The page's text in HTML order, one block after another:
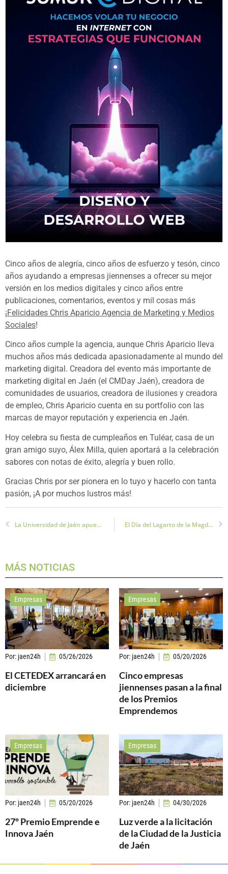
Cinco años de alegría, cinco años de esfuerzo y tesón, cinco
años ayudando a empresas jiennenses a ofrecer su mejor
versión en los medios digitales y cinco años entre
publicaciones, comentarios, eventos y mil cosas más
¡Felicidades Chris Aparicio Agencia de Marketing y Medios
Sociales!
Cinco años cumple la agencia, aunque Chris Aparicio lleva
muchos años más dedicada apasionadamente al mundo del
marketing digital. Creadora del evento más importante de
marketing digital en Jaén (el CMDay Jaén), creadora de
comunidades de usuarios, creadora de ilusiones y creadora
de empleo, Chris Aparicio cuenta en su portfolio con las
marcas de mayor reputación y experiencia en Jaén.
Hoy celebra su fiesta de cumpleaños en Tuléar, casa de un
gran amigo suyo, Álex Milla, quien aportará a la celebración
sabores con notas de éxito, alegría y buen rollo.
Gracias Chris por ser pionera en lo tuyo y hacerlo con tanta
pasión, ¡A por muchos lustros más!
La Universidad de Jaén apuesta por más placas fotovolcaicas para ser aún más sostenible El Día del Lagarto de la Magdalena se celebra en Jaén con 17 actividades
MÁS NOTICIAS
Empresas
Por: jaen24h 05/26/2026
El CETEDEX arrancará en
diciembre
Empresas
Por: jaen24h 05/20/2026
Cinco empresas
jiennenses pasan a la final
de los Premios
Emprendemos
Empresas
Por: jaen24h 05/20/2026
27º Premio Emprende e
Innova Jaén
Empresas
Por: jaen24h 04/30/2026
Luz verde a la licitación
de la Ciudad de la Justicia
de Jaén